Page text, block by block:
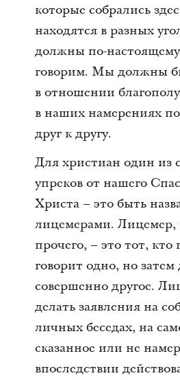
которые собрались
находятся в разных
должны по-настоящему
говорим. Мы должны
в отношении
в наших намерениях
друг к другу.
Для христиан один из
упреков от нашего
Христа – это быть
лицемерами. Лицемер,
прочего, – это тот, кто
говорит одно, но затем
совершенно другое.
делать заявления на
личных беседах, на
сказанное или не
впоследствии